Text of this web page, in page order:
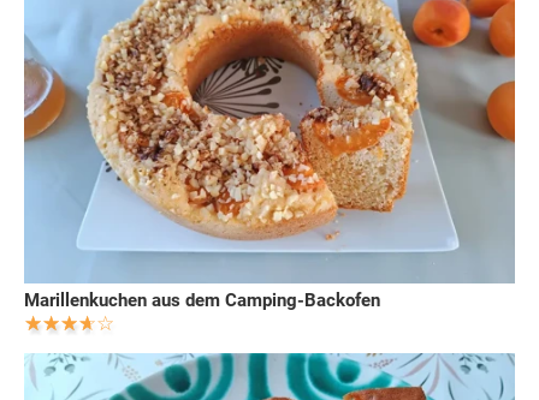
Marillenkuchen aus dem Camping-Backofen